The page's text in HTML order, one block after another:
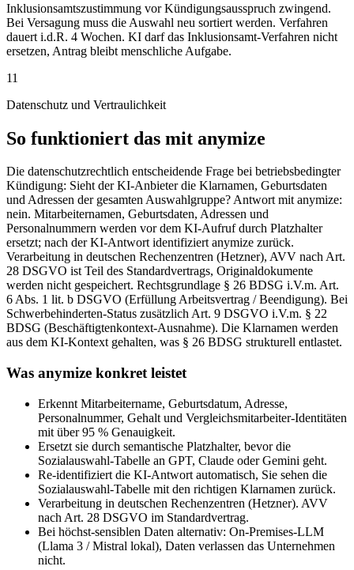
Inklusionsamtszustimmung vor Kündigungsausspruch zwingend.
Bei Versagung muss die Auswahl neu sortiert werden. Verfahren
dauert i.d.R. 4 Wochen. KI darf das Inklusionsamt-Verfahren nicht
ersetzen, Antrag bleibt menschliche Aufgabe.
11
Datenschutz und Vertraulichkeit
So funktioniert das mit anymize
Die datenschutzrechtlich entscheidende Frage bei betriebsbedingter
Kündigung: Sieht der KI-Anbieter die Klarnamen, Geburtsdaten
und Adressen der gesamten Auswahlgruppe? Antwort mit anymize:
nein. Mitarbeiternamen, Geburtsdaten, Adressen und
Personalnummern werden vor dem KI-Aufruf durch Platzhalter
ersetzt; nach der KI-Antwort identifiziert anymize zurück.
Verarbeitung in deutschen Rechenzentren (Hetzner), AVV nach Art.
28 DSGVO ist Teil des Standardvertrags, Originaldokumente
werden nicht gespeichert. Rechtsgrundlage § 26 BDSG i.V.m. Art.
6 Abs. 1 lit. b DSGVO (Erfüllung Arbeitsvertrag / Beendigung). Bei
Schwerbehinderten-Status zusätzlich Art. 9 DSGVO i.V.m. § 22
BDSG (Beschäftigtenkontext-Ausnahme). Die Klarnamen werden
aus dem KI-Kontext gehalten, was § 26 BDSG strukturell entlastet.
Was anymize konkret leistet
Erkennt Mitarbeitername, Geburtsdatum, Adresse,
Personalnummer, Gehalt und Vergleichsmitarbeiter-Identitäten
mit über 95 % Genauigkeit.
Ersetzt sie durch semantische Platzhalter, bevor die
Sozialauswahl-Tabelle an GPT, Claude oder Gemini geht.
Re-identifiziert die KI-Antwort automatisch, Sie sehen die
Sozialauswahl-Tabelle mit den richtigen Klarnamen zurück.
Verarbeitung in deutschen Rechenzentren (Hetzner). AVV
nach Art. 28 DSGVO im Standardvertrag.
Bei höchst-sensiblen Daten alternativ: On-Premises-LLM
(Llama 3 / Mistral lokal), Daten verlassen das Unternehmen
nicht.